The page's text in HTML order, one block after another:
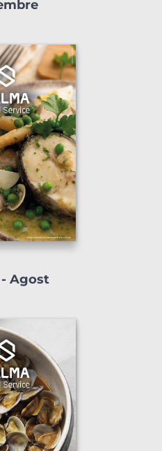
Agost